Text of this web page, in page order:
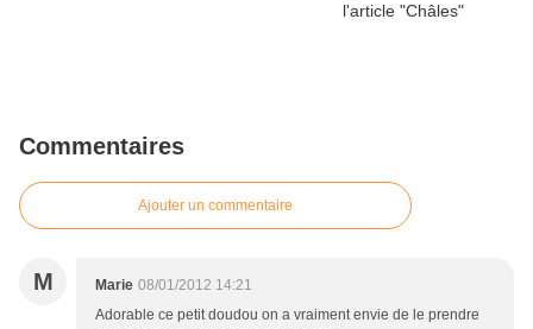
Commentaires
Ajouter un commentaire
M Marie 08/01/2012 14:21
Adorable ce petit doudou on a vraiment envie de le prendre